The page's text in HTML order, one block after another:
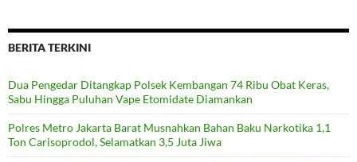
BERITA TERKINI
Dua Pengedar Ditangkap Polsek Kembangan 74 Ribu Obat Keras,
Sabu Hingga Puluhan Vape Etomidate Diamankan
Polres Metro Jakarta Barat Musnahkan Bahan Baku Narkotika 1,1
Ton Carisoprodol, Selamatkan 3,5 Juta Jiwa